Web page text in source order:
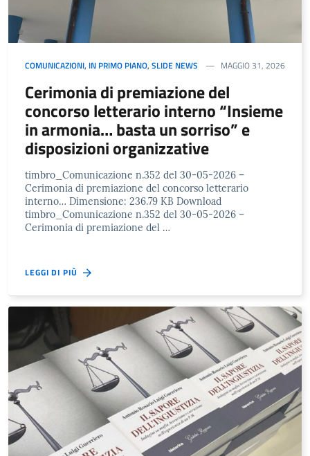
COMUNICAZIONI, IN PRIMO PIANO, SLIDE NEWS MAGGIO 31, 2026
Cerimonia di premiazione del
concorso letterario interno “Insieme
in armonia… basta un sorriso” e
disposizioni organizzative
timbro_Comunicazione n.352 del 30-05-2026 –
Cerimonia di premiazione del concorso letterario
interno… Dimensione: 236.79 KB Download
timbro_Comunicazione n.352 del 30-05-2026 –
Cerimonia di premiazione del …
LEGGI DI PIÙ